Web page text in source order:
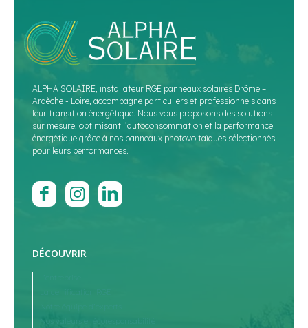
ALPHA SOLAIRE, installateur RGE panneaux solaires Drôme –
Ardèche - Loire, accompagne particuliers et professionnels dans
leur transition énergétique. Nous vous proposons des solutions
sur mesure, optimisant l’autoconsommation et la performance
énergétique grâce à nos panneaux photovoltaïques sélectionnés
pour leurs performances.
DÉCOUVRIR
Nos valeurs et écoresponsabilité